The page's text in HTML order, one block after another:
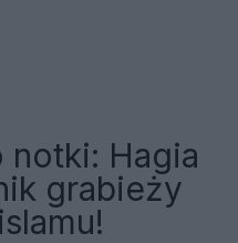
notki: Hagia
grabieży